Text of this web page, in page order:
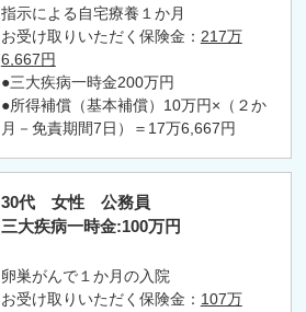
指示による自宅療養１か月
お受け取りいただく保険金： 217万
6,667円
●三大疾病一時金200万円
●所得補償（基本補償）10万円×（２か
月－免責期間7日）＝17万6,667円
30代 女性 公務員
三大疾病一時金:100万円
卵巣がんで１か月の入院
お受け取りいただく保険金： 107万